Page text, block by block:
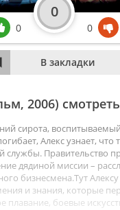
2006)
сирота,
Алекс узнает, что
службы. Правительство
дядиной миссии –
бизнесмена.Тут
и знания, которые
плавание, боевые
0
0
0